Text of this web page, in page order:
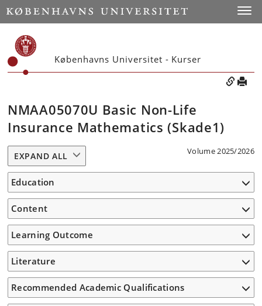
Københavns Universitet - Kurser
NMAA05070U Basic Non-Life
Insurance Mathematics (Skade1)
Volume 2025/2026
EXPAND ALL
Education
Content
Learning Outcome
Literature
Recommended Academic Qualifications